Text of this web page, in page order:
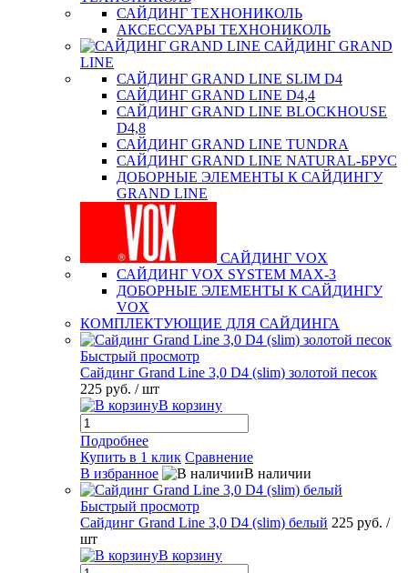
САЙДИНГ ТЕХНОНИКОЛЬ
АКСЕССУАРЫ ТЕХНОНИКОЛЬ
САЙДИНГ GRAND
LINE
САЙДИНГ GRAND LINE SLIM D4
САЙДИНГ GRAND LINE D4,4
САЙДИНГ GRAND LINE BLOCKHOUSE
D4,8
САЙДИНГ GRAND LINE TUNDRA
САЙДИНГ GRAND LINE NATURAL-БРУС
ДОБОРНЫЕ ЭЛЕМЕНТЫ К САЙДИНГУ
GRAND LINE
САЙДИНГ VOX
САЙДИНГ VOX SYSTEM MAX-3
ДОБОРНЫЕ ЭЛЕМЕНТЫ К САЙДИНГУ
VOX
КОМПЛЕКТУЮЩИЕ ДЛЯ САЙДИНГА
Быстрый просмотр
Сайдинг Grand Line 3,0 D4 (slim) золотой песок
225 руб. / шт
В корзину
Подробнее
Купить в 1 клик Сравнение
В избранное
В наличии
Быстрый просмотр
Сайдинг Grand Line 3,0 D4 (slim) белый 225 руб. /
шт
В корзину